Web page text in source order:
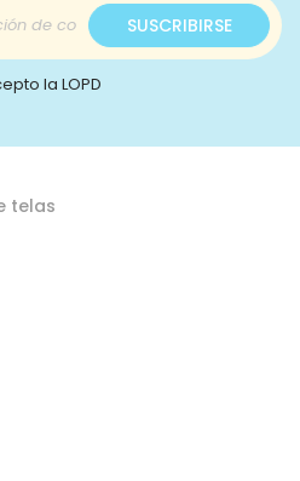
SUSCRIBIRSE
la LOPD
telas